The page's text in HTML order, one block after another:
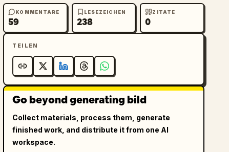
KOMMENTARE
59
LESEZEICHEN
238
ZITATE
0
TEILEN
Go beyond generating bild
Collect materials, process them, generate
finished work, and distribute it from one AI
workspace.